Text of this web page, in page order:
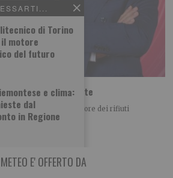
di Torino
motore
del futuro
e clima:
dal
in Regione
il 66% di ETAmbiente
posizionamento nel settore dei rifiuti
società attiva
E' OFFERTO DA